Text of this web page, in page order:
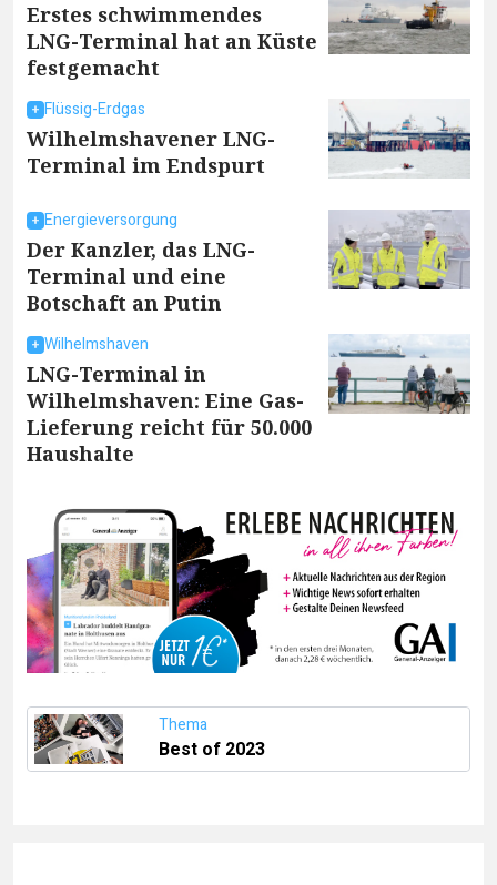
Erstes schwimmendes
LNG-Terminal hat an Küste
festgemacht
Flüssig-Erdgas
Wilhelmshavener LNG-
Terminal im Endspurt
Energieversorgung
Der Kanzler, das LNG-
Terminal und eine
Botschaft an Putin
Wilhelmshaven
LNG-Terminal in
Wilhelmshaven: Eine Gas-
Lieferung reicht für 50.000
Haushalte
Thema
Best of 2023